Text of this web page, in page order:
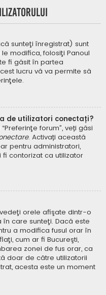
sunteţi înregistrat) sunt
modifica, folosiţi Panoul
fi găsit în partea
lucru vă va permite să
de utilizatori conectați?
forum”, veți găsi
. Activați această
pentru administratori,
contorizat ca utilizator
orele afişate dintr-o
care sunteţi. Dacă este
a modifica fusul orar în
cum ar fi Bucureşti,
zonei de fus orar, ca
doar de către utilizatorii
acesta este un moment